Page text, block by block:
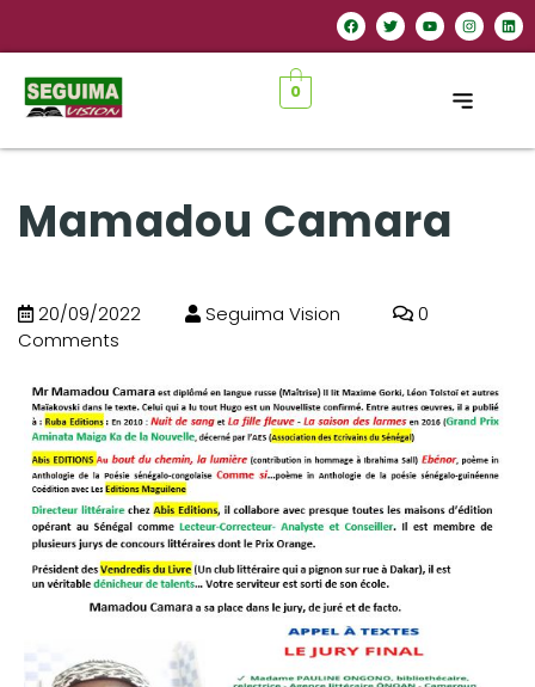
0
Mamadou Camara
20/09/2022 Seguima Vision
0
Comments